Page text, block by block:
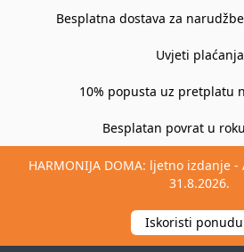
Besplatna dostava za
Uvjeti plaćanja
10% popusta uz pretplatu
Besplatan povrat u
HARMONIJA DOMA: ljetno izdanje
31.8.2026.
Iskoristi ponudu